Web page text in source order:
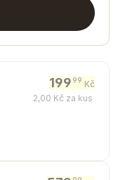
199 99 Kč
2,00 Kč za kus